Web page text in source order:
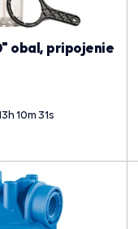
obal, pripojenie
h10m30s